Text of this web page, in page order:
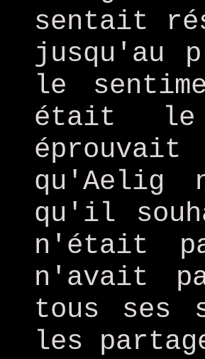
sentait
jusqu'au
le
était le
qu'Aelig
qu'il
n'était
n'avait
tous ses
les